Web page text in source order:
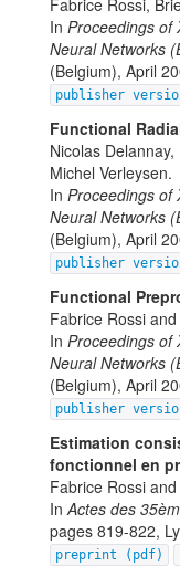
Fabrice Rossi,
In Proceedings of
Neural Networks
(Belgium), April
publisher
Functional
Nicolas
Michel Verleysen.
In Proceedings of
Neural Networks
(Belgium), April
publisher
Functional
Fabrice Rossi
In Proceedings of
Neural Networks
(Belgium), April
publisher
Estimation
fonctionnel en
Fabrice Rossi
InActes des
pages 819-822,
preprint (pdf)